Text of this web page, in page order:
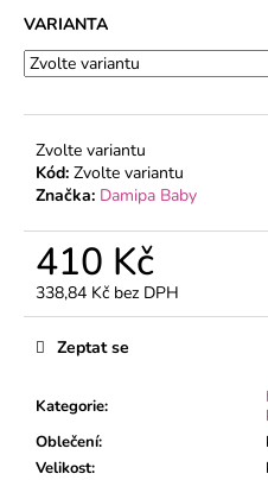
VARIANTA
Zvolte variantu
Kód: Zvolte variantu
Značka: Damipa Baby
410 Kč
338,84 Kč bez DPH
Měrná
cena:
Kategorie:
Oblečení:
Velikost:
Zeptat se
o
r
u
č
u
e
KOJENECKÉ
MÉĎA
195